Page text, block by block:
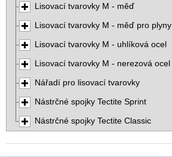
Lisovací tvarovky M - měď
Lisovací tvarovky M - měď pro plyny
Lisovací tvarovky M - uhlíková ocel
Lisovací tvarovky M - nerezová ocel
Nářadí pro lisovací tvarovky
Nástrčné spojky Tectite Sprint
Nástrčné spojky Tectite Classic